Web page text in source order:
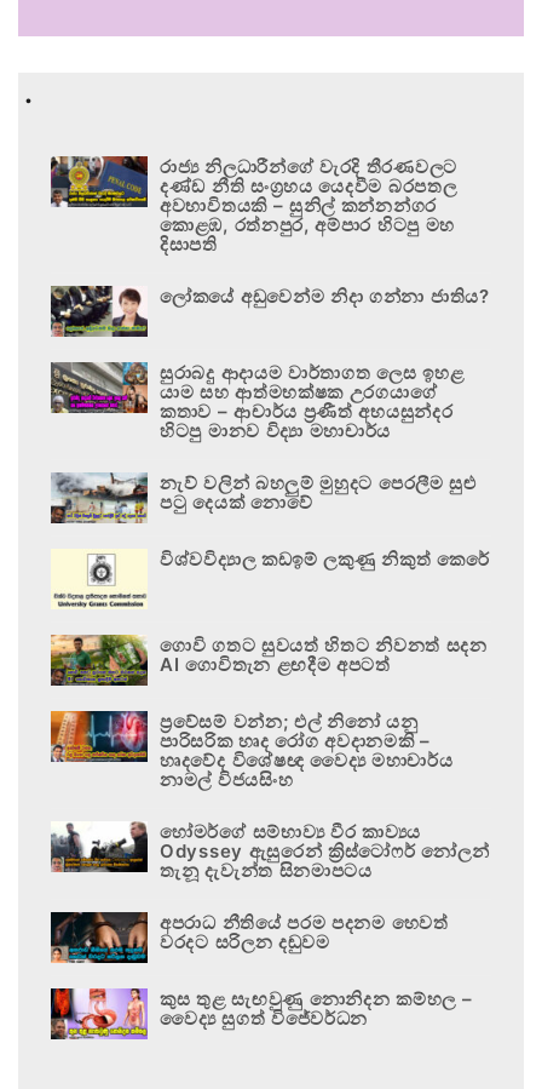
.
රාජ්‍ය නිලධාරීන්ගේ වැරදි තීරණවලට
දණ්ඩ නීති සංග්‍රහය යෙදවීම බරපතල
අවභාවිතයකි – සුනිල් කන්නන්ගර
කොළඹ, රත්නපුර, අම්පාර හිටපු මහ
දිසාපති
ලෝකයේ අඩුවෙන්ම නිදා ගන්නා ජාතිය?
සුරාබදු ආදායම වාර්තාගත ලෙස ඉහළ
යාම සහ ආත්මභක්ෂක උරගයාගේ
කතාව – ආචාර්ය ප්‍රණීත් අභයසුන්දර
හිටපු මානව විද්‍යා මහාචාර්ය
නැව් වලින් බහලුම් මුහුදට පෙරලීම සුළු
පටු දෙයක් නොවේ
විශ්වවිද්‍යාල කඩඉම් ලකුණු නිකුත් කෙරේ
ගොවි ගතට සුවයත් හිතට නිවනත් සදන
AI ගොවිතැන ළඟදීම අපටත්
ප්‍රවේසම් වන්න; එල් නිනෝ යනු
පාරිසරික හෘද රෝග අවදානමකි –
හෘදවේද විශේෂඥ වෛද්‍ය මහාචාර්ය
නාමල් විජයසිංහ
හෝමර්ගේ සම්භාව්‍ය වීර කාව්‍යය
Odyssey ඇසුරෙන් ක්‍රිස්ටෝෆර් නෝලන්
තැනූ දැවැන්ත සිනමාපටය
අපරාධ නීතියේ පරම පදනම හෙවත්
වරදට සරිලන දඬුවම
කුස තුළ සැඟවුණු නොනිදන කම්හල –
වෛද්‍ය සුගත් විජේවර්ධන